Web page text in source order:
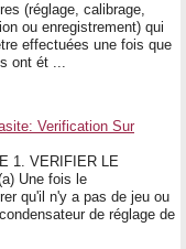
(réglage, calibrage,
ou enregistrement) qui
effectuées une fois que
ont ét ...
Verification Sur
1. VERIFIER LE
Une fois le
qu'il n'y a pas de jeu ou
de réglage de